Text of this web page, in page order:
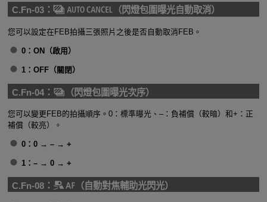
C.Fn-03： （閃燈包圍曝光自動取消）
您可以設定在FEB拍攝三張照片之後是否自動取消FEB。
0：ON（啟用）
1：OFF（關閉）
C.Fn-04： （閃燈包圍曝光次序）
您可以變更FEB的拍攝順序。0：標準曝光、–：負補償（較暗）和+：正
補償（較亮）。
0：0 → – → +
1：– → 0 → +
C.Fn-08： （自動對焦輔助光閃光）